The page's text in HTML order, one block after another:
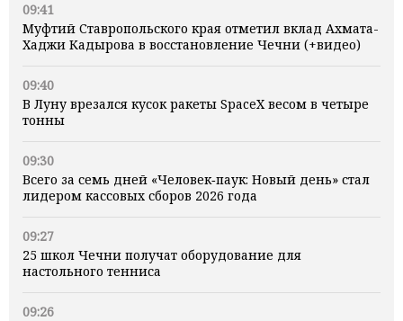
09:41
Муфтий Ставропольского края отметил вклад Ахмата-
Хаджи Кадырова в восстановление Чечни (+видео)
09:40
В Луну врезался кусок ракеты SpaceX весом в четыре
тонны
09:30
Всего за семь дней «Человек‑паук: Новый день» стал
лидером кассовых сборов 2026 года
09:27
25 школ Чечни получат оборудование для
настольного тенниса
09:26